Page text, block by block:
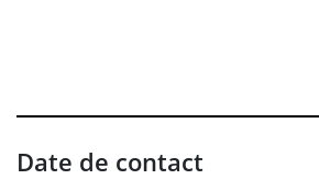
Date de contact